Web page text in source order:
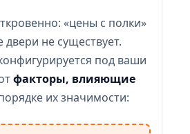
«цены с полки»
не существует.
под ваши
факторы, влияющие
их значимости: